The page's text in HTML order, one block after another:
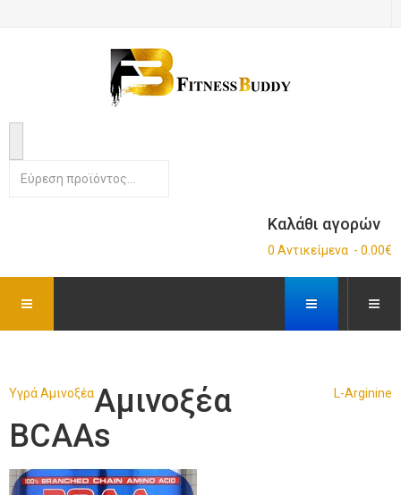
Καλάθι αγορών
0 Αντικείμενα - 0.00€
Υγρά Αμινοξέα L-Arginine
Αμινοξέα
BCAAs